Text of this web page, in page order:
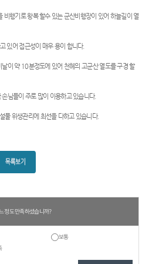
행기로 왕복 할수 있는 군산비행장이 있어 하늘길이 열
있어 접근성이 매우 용이 합니다.
이 약 10분정도에 있어 천혜의 고군산 열도를 구경 할
님들이 주로 많이 이용하고 있습니다.
물 위생관리에 최선을 다하고 있습니다.
정도 만족하셨습니까?
보통